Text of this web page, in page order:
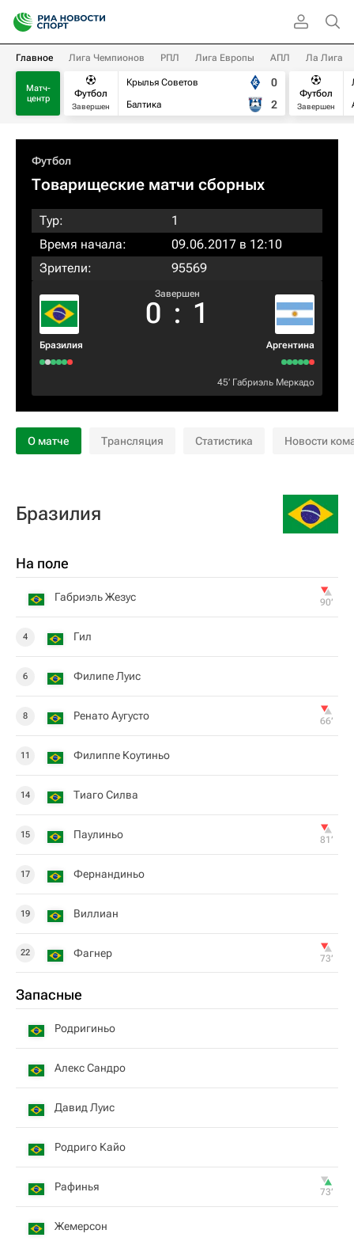
Главное Лига Чемпионов РПЛ Лига Европы АПЛ Ла Лига
Матч-
центр
Футбол
Завершен
Крылья Советов
Балтика
0
2
Футбол
Завершен
Футбол
Товарищеские матчи сборных
Тур:
1
Время начала:
09.06.2017 в 12:10
Зрители:
95569
Бразилия
Завершен
0 : 1
Аргентина
45‎’‎ Габриэль Меркадо
О матче Трансляция Статистика Новости
Бразилия
На поле
Габриэль Жезус 90‎’‎
4 Гил
6 Филипе Луис
8 Ренато Аугусто 66‎’‎
11 Филиппе Коутиньо
14 Тиаго Силва
15 Паулиньо 81‎’‎
17 Фернандиньо
19 Виллиан
22 Фагнер 73‎’‎
Запасные
Родригиньо
Алекс Сандро
Давид Луис
Родриго Кайо
Рафинья 73‎’‎
Жемерсон